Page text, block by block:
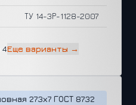
ТУ 14-3Р-1128-2007
4Еще варианты →
273х7 ГОСТ 8732